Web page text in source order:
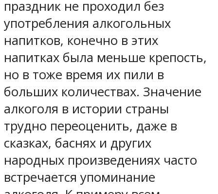
праздник не проходил без
употребления алкогольных
напитков, конечно в этих
напитках была меньше крепость,
но в тоже время их пили в
больших количествах. Значение
алкоголя в истории страны
трудно переоценить, даже в
сказках, баснях и других
народных произведениях часто
встречается упоминание